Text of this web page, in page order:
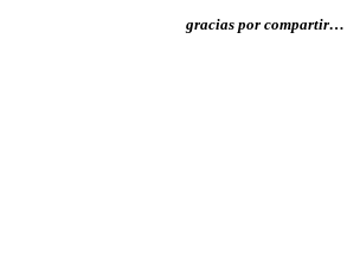
gracias por compartir…